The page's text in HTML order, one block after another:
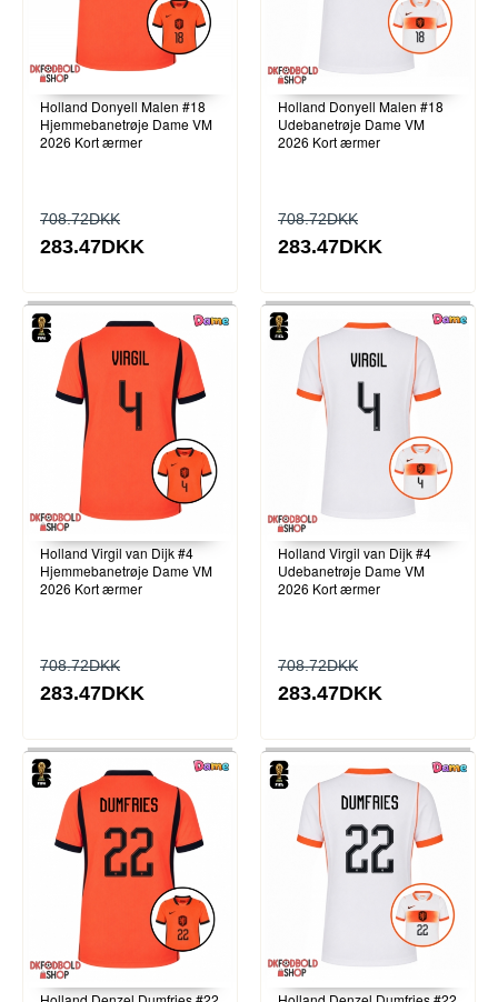
Holland Donyell Malen #18
Hjemmebanetrøje Dame VM
2026 Kort ærmer
708.72DKK
283.47DKK
Holland Donyell Malen #18
Udebanetrøje Dame VM
2026 Kort ærmer
708.72DKK
283.47DKK
Holland Virgil van Dijk #4
Hjemmebanetrøje Dame VM
2026 Kort ærmer
708.72DKK
283.47DKK
Holland Virgil van Dijk #4
Udebanetrøje Dame VM
2026 Kort ærmer
708.72DKK
283.47DKK